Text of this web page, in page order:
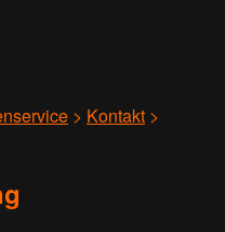
> Kontakt >